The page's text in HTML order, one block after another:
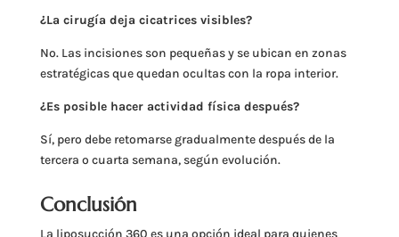
¿La cirugía deja cicatrices visibles?
No. Las incisiones son pequeñas y se ubican en zonas
estratégicas que quedan ocultas con la ropa interior.
¿Es posible hacer actividad física después?
Sí, pero debe retomarse gradualmente después de la
tercera o cuarta semana, según evolución.
Conclusión
La liposucción 360 es una opción ideal para quienes